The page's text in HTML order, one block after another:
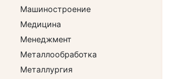
Машиностроение
Медицина
Менеджмент
Металлообработка
Металлургия